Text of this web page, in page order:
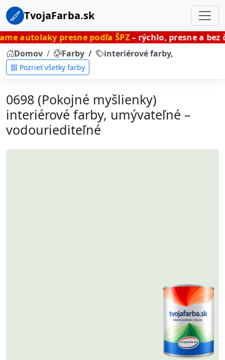
TvojaFarba.sk
presne podľa ŠPZ– rýchlo, presne a bez čakania.
Domov
Farby interiérové farby,
Pozrieť všetky farby
0698 (Pokojné myšlienky)
interiérové farby, umývateľné –
vodouriediteľné